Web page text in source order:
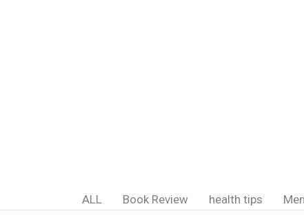
ALL Book Review health tips